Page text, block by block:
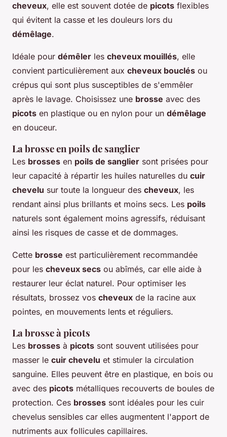
cheveux, elle est souvent dotée de picots flexibles
qui évitent la casse et les douleurs lors du
démêlage.
Idéale pour démêler les cheveux mouillés, elle
convient particulièrement aux cheveux bouclés ou
crépus qui sont plus susceptibles de s'emmêler
après le lavage. Choisissez une brosse avec des
picots en plastique ou en nylon pour un démêlage
en douceur.
La brosse en poils de sanglier
Les brosses en poils de sanglier sont prisées pour
leur capacité à répartir les huiles naturelles du cuir
chevelu sur toute la longueur des cheveux, les
rendant ainsi plus brillants et moins secs. Les poils
naturels sont également moins agressifs, réduisant
ainsi les risques de casse et de dommages.
Cette brosse est particulièrement recommandée
pour les cheveux secs ou abîmés, car elle aide à
restaurer leur éclat naturel. Pour optimiser les
résultats, brossez vos cheveux de la racine aux
pointes, en mouvements lents et réguliers.
La brosse à picots
Les brosses à picots sont souvent utilisées pour
masser le cuir chevelu et stimuler la circulation
sanguine. Elles peuvent être en plastique, en bois ou
avec des picots métalliques recouverts de boules de
protection. Ces brosses sont idéales pour les cuir
chevelus sensibles car elles augmentent l'apport de
nutriments aux follicules capillaires.